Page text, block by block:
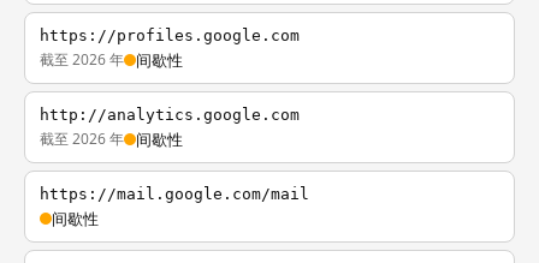
https://profiles.google.com
截至 2026 年 间歇性
http://analytics.google.com
截至 2026 年 间歇性
https://mail.google.com/mail
间歇性